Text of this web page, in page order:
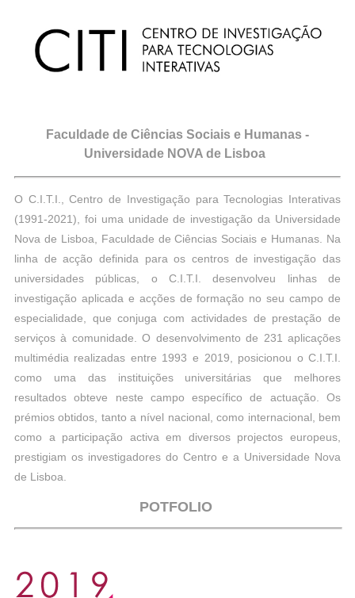
Faculdade de Ciências Sociais e Humanas -
Universidade NOVA de Lisboa
O C.I.T.I., Centro de Investigação para Tecnologias Interativas
(1991-2021), foi uma unidade de investigação da Universidade
Nova de Lisboa, Faculdade de Ciências Sociais e Humanas. Na
linha de acção definida para os centros de investigação das
universidades públicas, o C.I.T.I. desenvolveu linhas de
investigação aplicada e acções de formação no seu campo de
especialidade, que conjuga com actividades de prestação de
serviços à comunidade. O desenvolvimento de 231 aplicações
multimédia realizadas entre 1993 e 2019, posicionou o C.I.T.I.
como uma das instituições universitárias que melhores
resultados obteve neste campo específico de actuação. Os
prémios obtidos, tanto a nível nacional, como internacional, bem
como a participação activa em diversos projectos europeus,
prestigiam os investigadores do Centro e a Universidade Nova
de Lisboa.
POTFOLIO